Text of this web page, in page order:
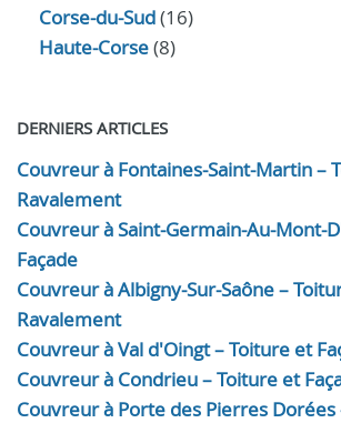
Corse-du-Sud(16)
Haute-Corse(8)
DERNIERS ARTICLES
Couvreur à Fontaines-Saint-Martin –
Ravalement
Couvreur à Saint-Germain-Au-Mont-
Façade
Couvreur à Albigny-Sur-Saône –
Ravalement
Couvreur à Val d'Oingt – Toiture et
Couvreur à Condrieu – Toiture et
Couvreur à Porte des Pierres Dorées